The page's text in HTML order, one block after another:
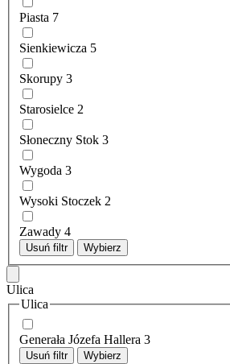
Piasta 7
Sienkiewicza 5
Skorupy 3
Starosielce 2
Słoneczny Stok 3
Wygoda 3
Wysoki Stoczek 2
Zawady 4
Usuń filtr Wybierz
Ulica
Ulica
Generała Józefa Hallera 3
Usuń filtr Wybierz